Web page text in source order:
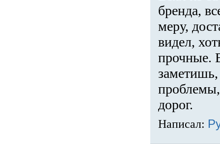
бренда,
меру,
видел,
прочные.
проблемы,
дорог.
Написал: